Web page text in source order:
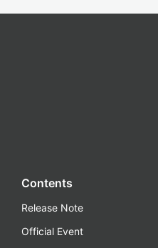
Contents
Release Note
Official Event